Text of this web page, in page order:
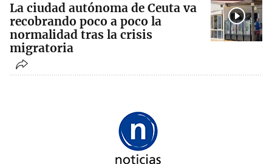
La ciudad autónoma de Ceuta va
recobrando poco a poco la
normalidad tras la crisis
migratoria